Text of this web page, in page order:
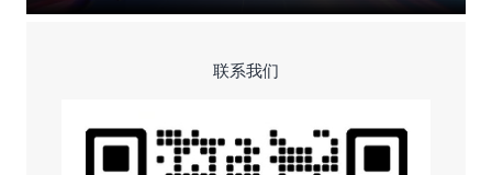
联系我们